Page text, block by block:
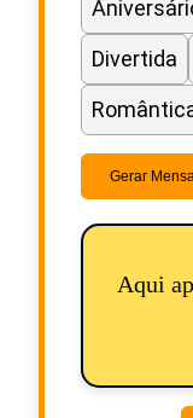
Divertida
Gerar
Aqui